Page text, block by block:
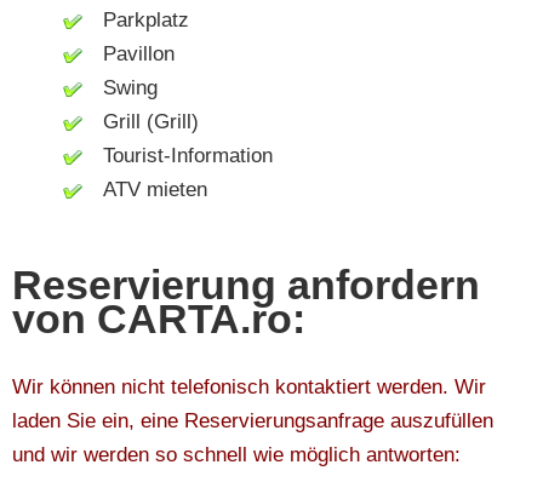
Parkplatz
Pavillon
Swing
Grill (Grill)
Tourist-Information
ATV mieten
Reservierung anfordern
von CARTA.ro:
Wir können nicht telefonisch kontaktiert werden. Wir
laden Sie ein, eine Reservierungsanfrage auszufüllen
und wir werden so schnell wie möglich antworten: